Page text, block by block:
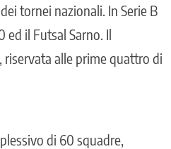
tornei nazionali. In Serie B
ed il Futsal Sarno. Il
riservata alle prime quattro di
di 60 squadre,